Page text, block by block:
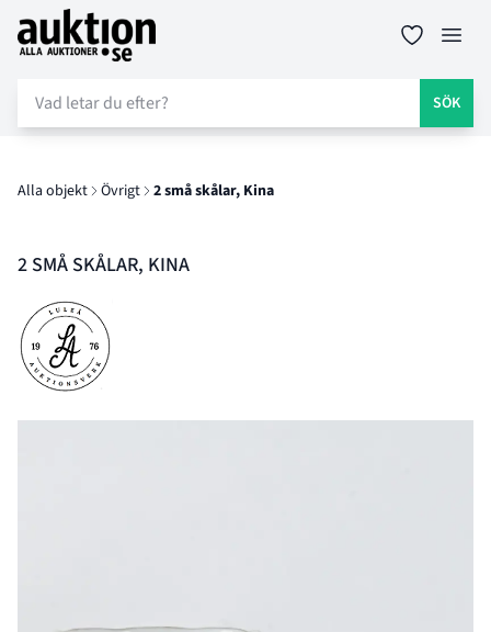
Auktion.se
SÖK
Alla objekt Övrigt 2 små skålar, Kina
2 SMÅ SKÅLAR, KINA